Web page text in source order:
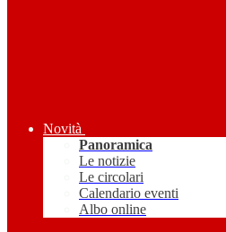
Novità
Panoramica
Le notizie
Le circolari
Calendario eventi
Albo online